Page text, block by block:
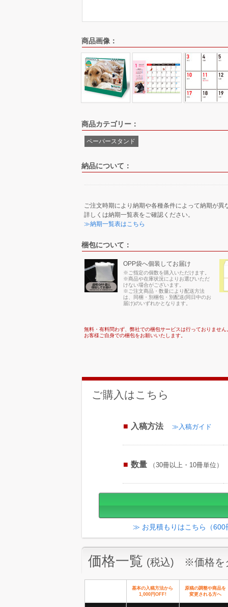
商品画像：
商品カテゴリー：
ペーパースタンド
納品について：
ご注文時期により納期や各種条件によって納期が異
詳しくは納期一覧表をご確認ください。
≫納期一覧表はこちら
梱包について：
OPP袋へ個装してお届け
※ご指定の個数を購入いただけます。
※商品や在庫状況によりお選びいただ
けない場合がございます。
※ご注文商品・数量により配送方法
は、同梱・別梱包・別配送(同日中のお
届け)のいずれかとなります。
無料・有料問わず、弊社での梱包サービスは行っておりません
お客様ご自身での梱包をお願いいたします。
ご購入はこちら
入稿方法 ≫入稿ガイド
数量 （30冊以上・10冊単位）
≫ お見積もりはこちら（600
価格一覧 (税込) ※価格を
基本の入稿方法から
1,000円OFF!
原稿の調整や商品を
変更される方へ